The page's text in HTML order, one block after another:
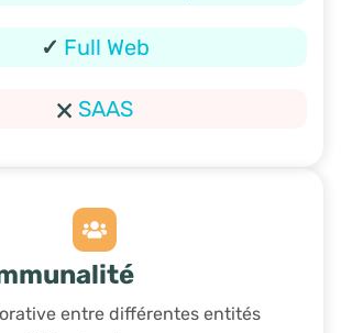
✓ Full Web
🗙 SAAS
entre différentes entités